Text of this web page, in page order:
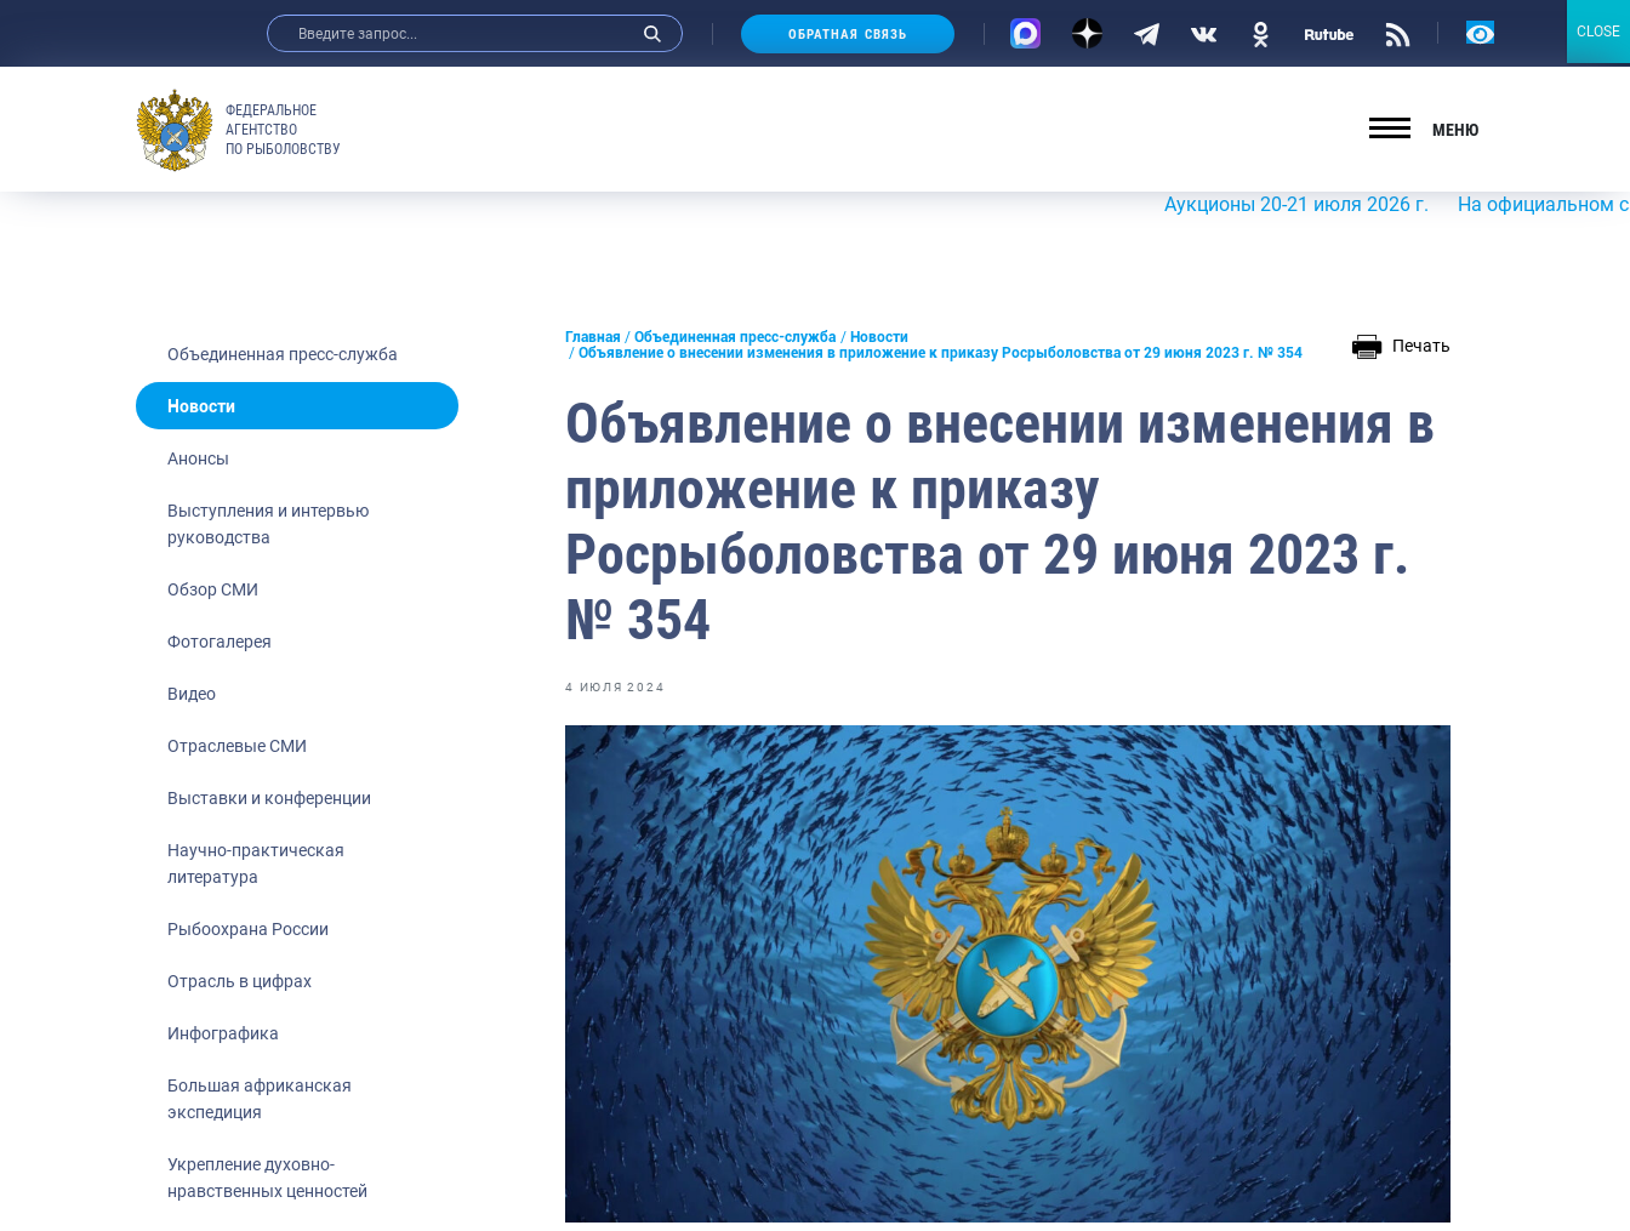
Анонсы
Отраслевые СМИ
Выставки и конференции
Рыбоохрана России
Большая африканская экспедиция
События в России и мире
ОБРАТНАЯ СВЯЗЬ
Версия
ФЕДЕРАЛЬНОЕ
АГЕНТСТВО
ПО РЫБОЛОВСТВУ
МЕНЮ
Аукционы 20-21 июля 2026 г. На официальном сайте
Объединенная пресс-служба
Новости
Анонсы
Выступления и интервью
руководства
Обзор СМИ
Фотогалерея
Видео
Отраслевые СМИ
Выставки и конференции
Научно-практическая
литература
Рыбоохрана России
Отрасль в цифрах
Инфографика
Большая африканская
экспедиция
Укрепление духовно-
нравственных ценностей
Главная Объединенная пресс-служба
Новости
Объявление о внесении изменения в приложение к приказу Росрыболовства от 29 июня 2023 г. № 354
Печать
Объявление о внесении изменения в
приложение к приказу
Росрыболовства от 29 июня 2023 г.
№ 354
4 ИЮЛЯ 2024
CLOSE
CLOSE